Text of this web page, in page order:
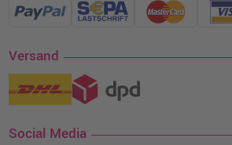
Versand
Social Media